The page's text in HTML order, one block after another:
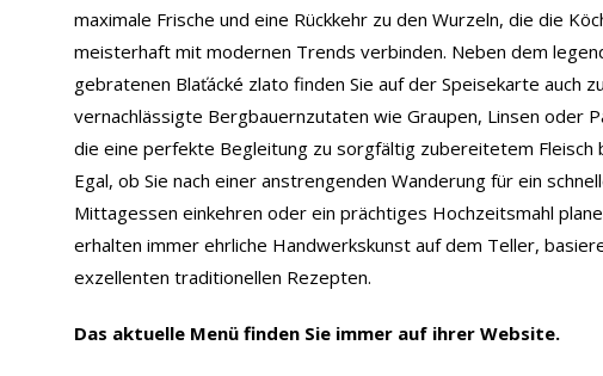
maximale Frische und eine Rückkehr zu den Wurzeln, die die
meisterhaft mit modernen Trends verbinden. Neben dem
gebratenen Blaťácké zlato finden Sie auf der Speisekarte auch
vernachlässigte Bergbauernzutaten wie Graupen, Linsen oder
die eine perfekte Begleitung zu sorgfältig zubereitetem Fleisch
Egal, ob Sie nach einer anstrengenden Wanderung für ein
Mittagessen einkehren oder ein prächtiges Hochzeitsmahl
erhalten immer ehrliche Handwerkskunst auf dem Teller,
exzellenten traditionellen Rezepten.
Das aktuelle Menü finden Sie immer auf ihrer Website.